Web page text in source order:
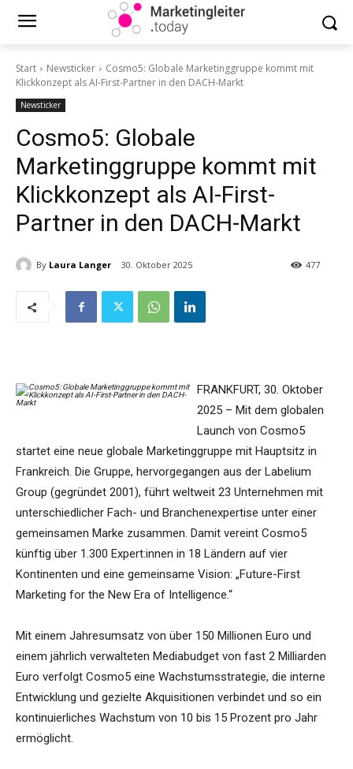
Start Newsticker
Cosmo5: Globale Marketinggruppe kommt mit
Klickkonzept als AI-First-Partner in den DACH-Markt
Newsticker
Cosmo5: Globale
Marketinggruppe kommt mit
Klickkonzept als AI-First-
Partner in den DACH-Markt
By Laura Langer 30. Oktober 2025 477
FRANKFURT, 30. Oktober
2025 – Mit dem globalen
Launch von Cosmo5
startet eine neue globale Marketinggruppe mit Hauptsitz in
Frankreich. Die Gruppe, hervorgegangen aus der Labelium
Group (gegründet 2001), führt weltweit 23 Unternehmen mit
unterschiedlicher Fach- und Branchenexpertise unter einer
gemeinsamen Marke zusammen. Damit vereint Cosmo5
künftig über 1.300 Expert:innen in 18 Ländern auf vier
Kontinenten und eine gemeinsame Vision: „Future-First
Marketing for the New Era of Intelligence.“
Mit einem Jahresumsatz von über 150 Millionen Euro und
einem jährlich verwalteten Mediabudget von fast 2 Milliarden
Euro verfolgt Cosmo5 eine Wachstumsstrategie, die interne
Entwicklung und gezielte Akquisitionen verbindet und so ein
kontinuierliches Wachstum von 10 bis 15 Prozent pro Jahr
ermöglicht.